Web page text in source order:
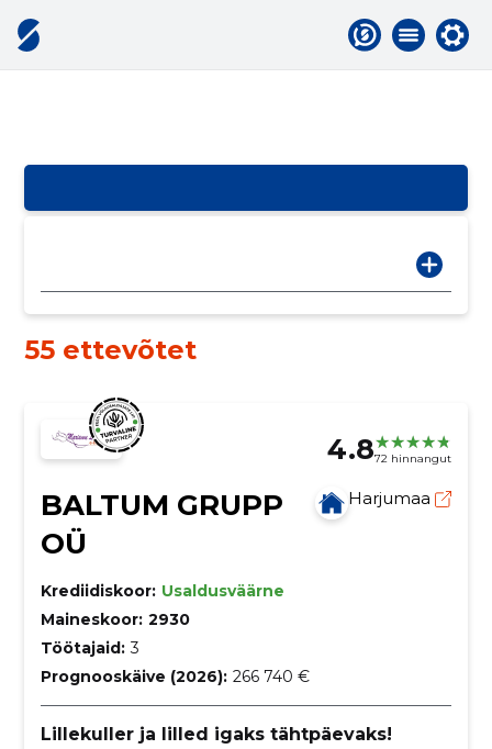
55 ettevõtet
4.872 hinnangut
BALTUM GRUPP
OÜ
Harjumaa
Krediidiskoor: Usaldusväärne
Maineskoor: 2930
Töötajaid: 3
Prognooskäive (2026): 266 740 €
Lillekuller ja lilled igaks tähtpäevaks!